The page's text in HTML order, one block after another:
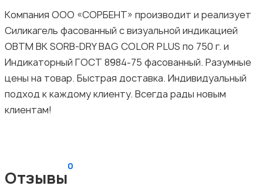
Компания ООО «СОРБЕНТ» производит и реализует
Силикагель фасованный с визуальной индикацией
ОВТМ ВК SORB-DRY BAG COLOR PLUS по 750 г. и
Индикаторный ГОСТ 8984-75 фасованный. Разумные
цены на товар. Быстрая доставка. Индивидуальный
подход к каждому клиенту. Всегда рады новым
клиентам!
Отзывы
0